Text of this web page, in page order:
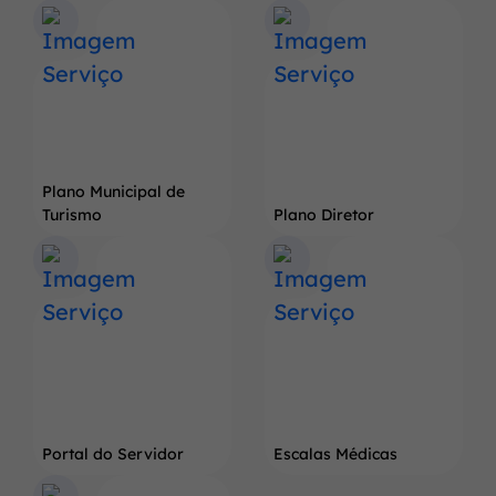
Terra
do
Pé
Gigante
Plano Municipal de
Turismo
Plano Diretor
Portal do Servidor Escalas Médicas